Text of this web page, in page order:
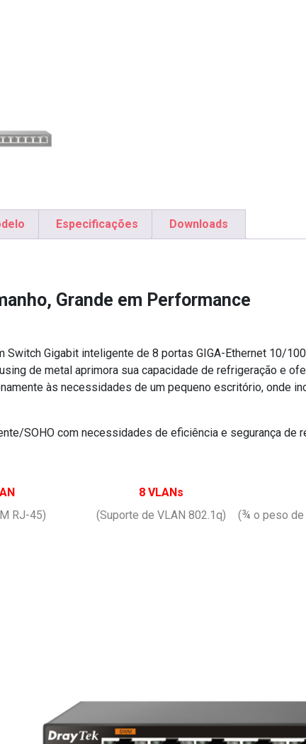
Especificações Downloads
Grande em Performance
Switch Gigabit inteligente de 8 portas GIGA-Ethernet 10/
de metal aprimora sua capacidade de refrigeração e
às necessidades de um pequeno escritório, onde
SOHO com necessidades de eficiência e segurança de
8 VLANs
RJ-45)
(Suporte de VLAN 802.1q) (¾ o peso de